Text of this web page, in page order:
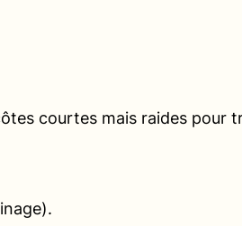
courtes mais raides pour